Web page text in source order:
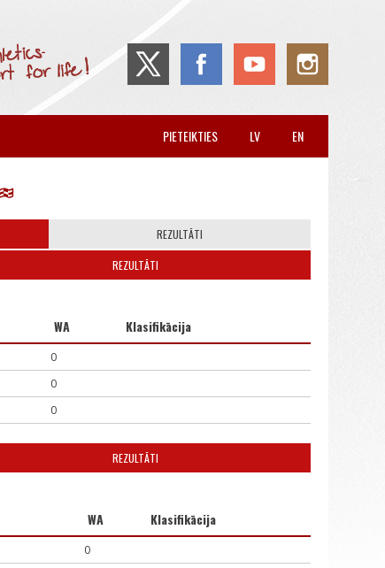
EN
LV
PIETEIKTIES
REZULTĀTI
REZULTĀTI
WA Klasifikācija
0
0
0
REZULTĀTI
WA Klasifikācija
0